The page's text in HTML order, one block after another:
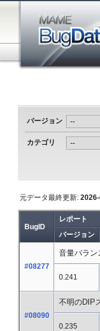
バージョン
カテゴリ
元データ最終更新:
BugID
レポート
バージョン
#08277
音量バラン
0.241
#08090
不明のDIP
0.235